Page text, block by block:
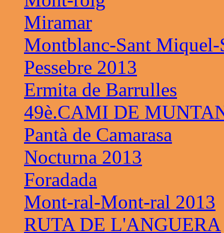
Miramar
Montblanc-Sant
Pessebre 2013
Ermita de Barrulles
49è.CAMI DE
Pantà de Camarasa
Nocturna 2013
Foradada
Mont-ral-Mont-ral 2013
RUTA DE L'ANGUERA